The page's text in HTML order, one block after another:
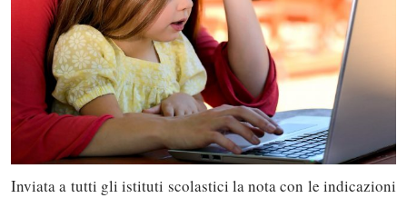
Inviata a tutti gli istituti scolastici la nota con le indicazioni